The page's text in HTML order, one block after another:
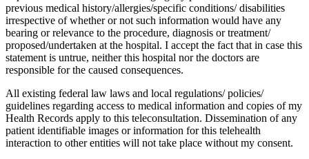
previous medical history/allergies/specific conditions/ disabilities
irrespective of whether or not such information would have any
bearing or relevance to the procedure, diagnosis or treatment/
proposed/undertaken at the hospital. I accept the fact that in case this
statement is untrue, neither this hospital nor the doctors are
responsible for the caused consequences.
All existing federal law laws and local regulations/ policies/
guidelines regarding access to medical information and copies of my
Health Records apply to this teleconsultation. Dissemination of any
patient identifiable images or information for this telehealth
interaction to other entities will not take place without my consent.